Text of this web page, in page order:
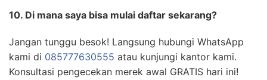
10. Di mana saya bisa mulai daftar sekarang?
Jangan tunggu besok! Langsung hubungi WhatsApp
kami di 085777630555 atau kunjungi kantor kami.
Konsultasi pengecekan merek awal GRATIS hari ini!